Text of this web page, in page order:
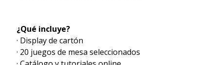
¿Qué incluye?
· Display de cartón
· 20 juegos de mesa seleccionados